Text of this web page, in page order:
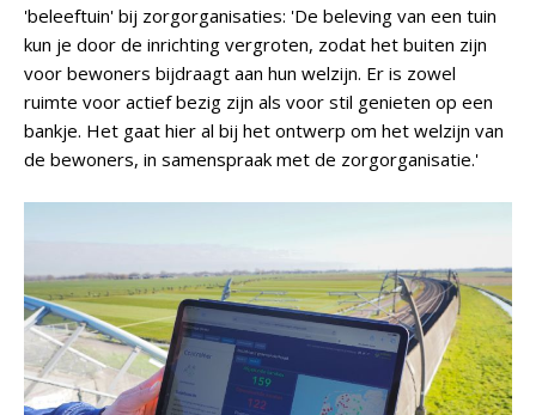
'beleeftuin' bij zorgorganisaties: 'De beleving van een tuin
kun je door de inrichting vergroten, zodat het buiten zijn
voor bewoners bijdraagt aan hun welzijn. Er is zowel
ruimte voor actief bezig zijn als voor stil genieten op een
bankje. Het gaat hier al bij het ontwerp om het welzijn van
de bewoners, in samenspraak met de zorgorganisatie.'